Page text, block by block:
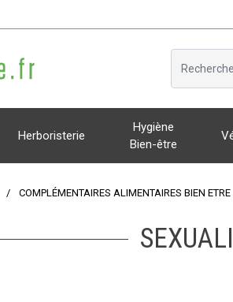
Herboristerie
Hygiène
Bien-être
COMPLÉMENTAIRES ALIMENTAIRES BIEN ETRE